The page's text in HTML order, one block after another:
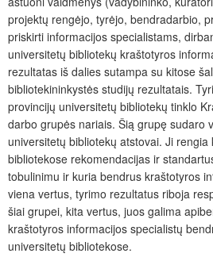
projektų rengėjo, tyrėjo, bendradarbio,
priskirti informacijos specialistams,
universitetų bibliotekų kraštotyros
rezultatas iš dalies sutampa su kitose
bibliotekininkystės studijų rezultatais.
provincijų universitetų bibliotekų tinklo
darbo grupės nariais. Šią grupę sudaro
universitetų bibliotekų atstovai. Ji
bibliotekose rekomendacijas ir
tobulinimu ir kuria bendrus kraštotyros
viena vertus, tyrimo rezultatus riboja
šiai grupei, kita vertus, juos galima
kraštotyros informacijos specialistų
universitetų bibliotekose.